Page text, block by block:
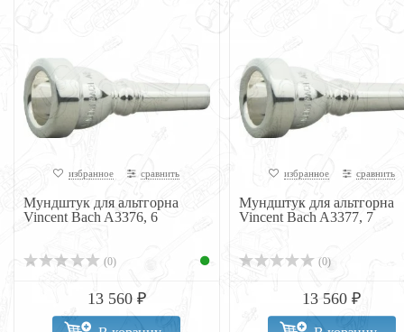
избранное сравнить
Мундштук для альтгорна
Vincent Bach A3376, 6
(0)
13 560 ₽
избранное сравнить
Мундштук для альтгорна
Vincent Bach A3377, 7
(0)
13 560 ₽